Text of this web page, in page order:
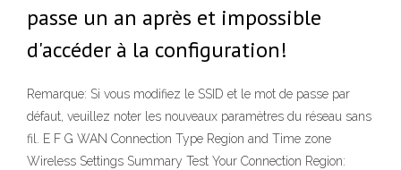
passe un an après et impossible
d'accéder à la configuration!
Remarque: Si vous modifiez le SSID et le mot de passe par
défaut, veuillez noter les nouveaux paramètres du réseau sans
fil. E F G WAN Connection Type Region and Time zone
Wireless Settings Summary Test Your Connection Region: